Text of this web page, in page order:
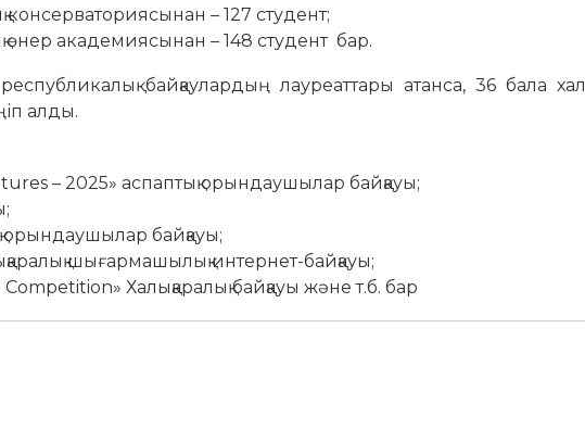
консерваториясынан – 127 студент;
өнер академиясынан – 148 студент бар.
байқаулардың лауреаттары атанса, 36 бала
алды.
– 2025» аспаптық орындаушылар байқауы;
орындаушылар байқауы;
шығармашылық интернет-байқауы;
Халықаралық байқауы және т.б. бар